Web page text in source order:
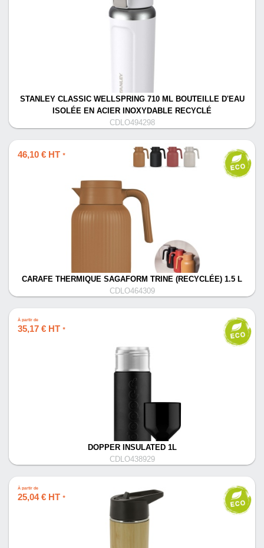
STANLEY CLASSIC WELLSPRING 710 ML BOUTEILLE D'EAU
ISOLÉE EN ACIER INOXYDABLE RECYCLÉ
CDLO494298
46,10 € HT *
CARAFE THERMIQUE SAGAFORM TRINE (RECYCLÉE) 1.5 L
CDLO464309
À partir de
35,17 € HT *
DOPPER INSULATED 1L
CDLO438929
À partir de
25,04 € HT *